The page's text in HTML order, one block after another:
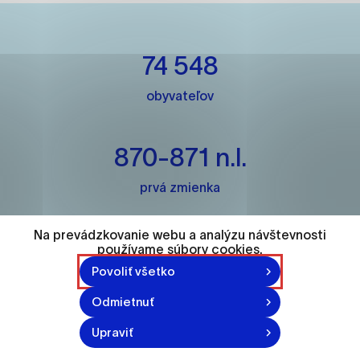
74 548
obyvateľov
870-871 n.l.
prvá zmienka
2
univerzity
140m²
Na prevádzkovanie webu a analýzu návštevnosti
používame súbory cookies.
Povoliť všetko
Odmietnuť
Upraviť
ako je navigácia na stránke a prístup k
používajú, aby mohol stránky optimalizovať a
zbierajú anonymne a nie je možné ich spojiť s
konkrétnou osobou.
Označiť všetko
Uložiť nastavenia
Viac informácií